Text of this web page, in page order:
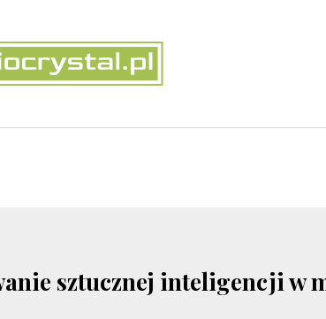
sztucznej inteligencji w